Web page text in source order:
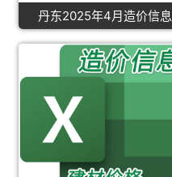
丹东2025年4月造价信息